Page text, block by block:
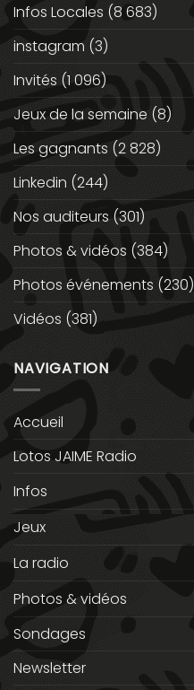
Infos Locales (8 683)
instagram (3)
Invités (1 096)
Jeux de la semaine (8)
Les gagnants (2 828)
Linkedin (244)
Nos auditeurs (301)
Photos & vidéos (384)
Photos événements (230)
Vidéos (381)
NAVIGATION
Accueil
Lotos JAIME Radio
Infos
Jeux
La radio
Photos & vidéos
Sondages
Newsletter